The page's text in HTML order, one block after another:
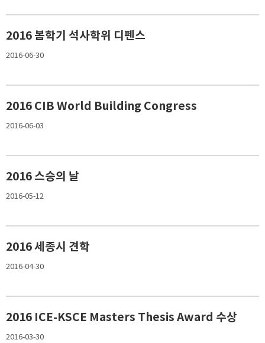
2016 봄학기 석사학위 디펜스
2016-06-30
2016 CIB World Building Congress
2016-06-03
2016 스승의 날
2016-05-12
2016 세종시 견학
2016-04-30
2016 ICE-KSCE Masters Thesis Award 수상
2016-03-30